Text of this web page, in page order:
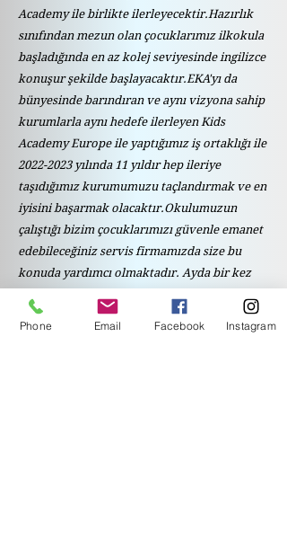
Academy ile birlikte ilerleyecektir.Hazırlık
sınıfından mezun olan çocuklarımız ilkokula
başladığında en az kolej seviyesinde ingilizce
konuşur şekilde başlayacaktır.EKA'yı da
bünyesinde barındıran ve aynı vizyona sahip
kurumlarla aynı hedefe ilerleyen Kids
Academy Europe ile yaptığımız iş ortaklığı ile
2022-2023yılında 11 yıldır hep ileriye
taşıdığımız kurumumuzu taçlandırmak ve en
iyisini başarmak olacaktır.Okulumuzun
çalıştığı bizim çocuklarımızı güvenle emanet
edebileceğiniz servis firmamızda size bu
konuda yardımcı olmaktadır. Ayda bir kez
hastane doktoru tarafından çocuklarımızın
Phone Email Facebook Instagram